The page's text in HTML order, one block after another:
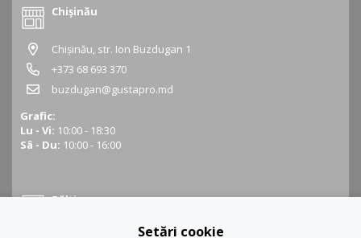
Chișinău
Chișinău, str. Ion Buzdugan 1
+373 68 693 370
buzdugan@gustapro.md
Grafic:
Lu - Vi: 10:00 - 18:30
Sâ - Du: 10:00 - 16:00
Bălți
Setări cookie